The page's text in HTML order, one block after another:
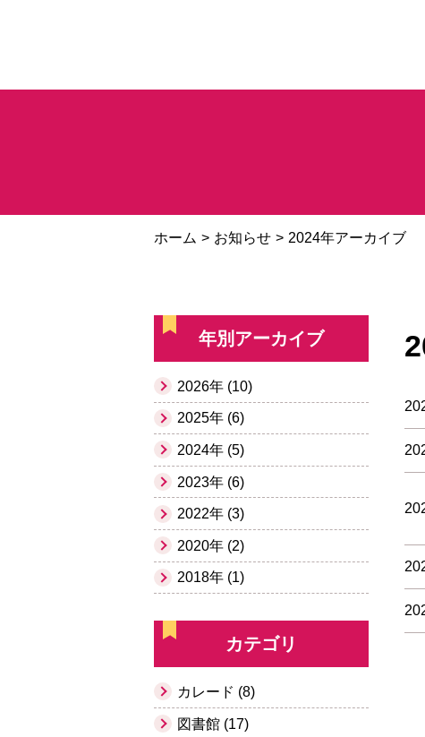
ホーム お知らせ 2024年アーカイブ
年別アーカイブ
2026年 (10)
2025年 (6)
2024年 (5)
2023年 (6)
2022年 (3)
2020年 (2)
2018年 (1)
カテゴリ
カレード (8)
図書館 (17)